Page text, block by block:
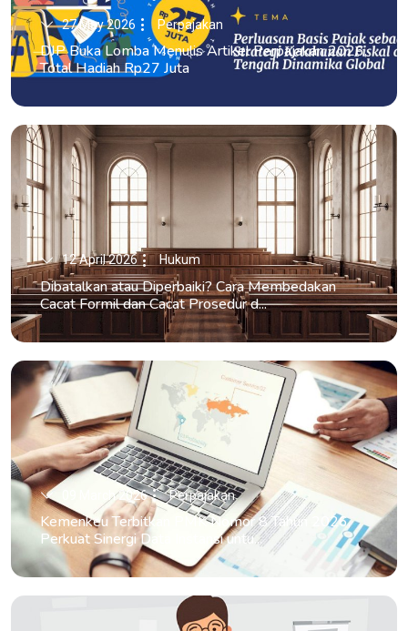
27 May 2026 Perpajakan
DJP Buka Lomba Menulis Artikel Perpajakan 2026,
Total Hadiah Rp27 Juta
12 April 2026 Hukum
Dibatalkan atau Diperbaiki? Cara Membedakan
Cacat Formil dan Cacat Prosedur d...
09 March 2026 Perpajakan
Kemenkeu Terbitkan PMK Nomor 8 Tahun 2026,
Perkuat Sinergi Data Instansi untu...